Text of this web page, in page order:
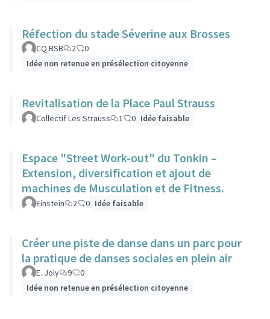
Réfection du stade Séverine aux Brosses
CQ BSB 2
0
Idée non retenue en présélection citoyenne
Revitalisation de la Place Paul Strauss
Collectif Les Strauss 1 0 Idée faisable
Espace "Street Work-out" du Tonkin –
Extension, diversification et ajout de
machines de Musculation et de Fitness.
Einstein 2 0 Idée faisable
Créer une piste de danse dans un parc pour
la pratique de danses sociales en plein air
E. Joly 9
0
Idée non retenue en présélection citoyenne